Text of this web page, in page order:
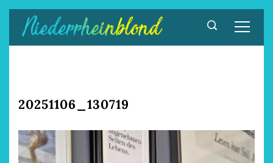
Zum
Inhalt
springen
20251106_130719